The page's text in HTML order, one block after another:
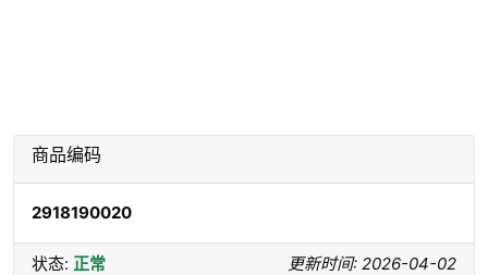
商品编码
2918190020
状态: 正常 更新时间: 2026-04-02